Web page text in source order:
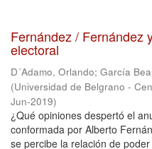
Fernández / Fernández
electoral
D´Adamo, Orlando; García
(Universidad de Belgrano -
Jun-2019)
¿Qué opiniones despertó el
conformada por Alberto
se percibe la relación de